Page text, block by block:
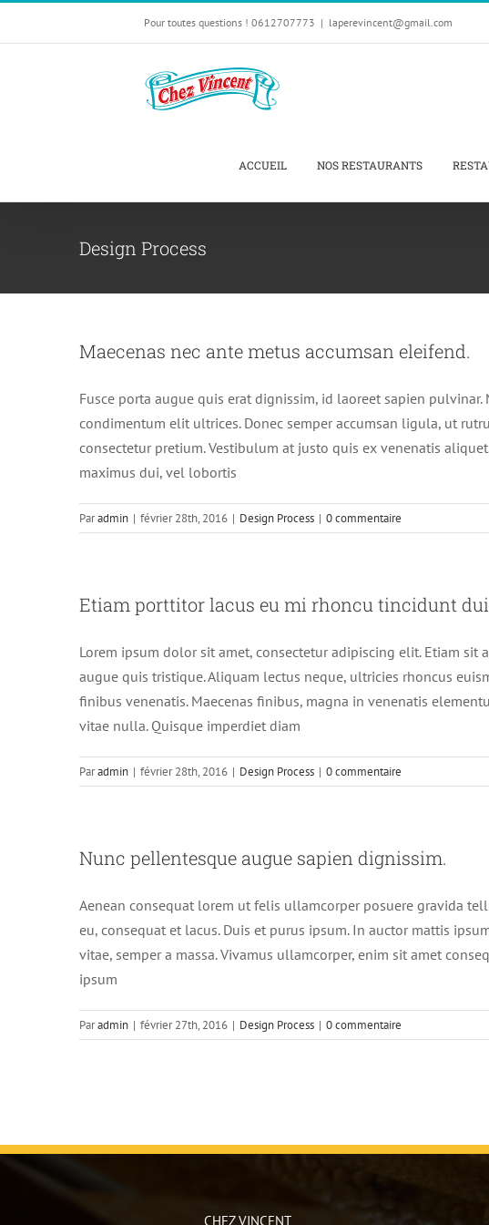
Pour toutes questions ! 0612707773 | laperevincent@gmail.com
ACCUEIL NOS RESTAURANTS
Design Process
Maecenas nec ante metus accumsan eleifend.
Fusce porta augue quis erat dignissim, id laoreet sapien
condimentum elit ultrices. Donec semper accumsan ligula, ut
consectetur pretium. Vestibulum at justo quis ex venenatis
maximus dui, vel lobortis
Paradmin | février 28th, 2016 | Design Process | 0 commentaire
Etiam porttitor lacus eu mi rhoncu tincidunt
Lorem ipsum dolor sit amet, consectetur adipiscing elit. Etiam sit
augue quis tristique. Aliquam lectus neque, ultricies rhoncus
finibus venenatis. Maecenas finibus, magna in venenatis
vitae nulla. Quisque imperdiet diam
Paradmin | février 28th, 2016 | Design Process | 0 commentaire
Nunc pellentesque augue sapien dignissim.
Aenean consequat lorem ut felis ullamcorper posuere gravida
eu, consequat et lacus. Duis et purus ipsum. In auctor mattis
vitae, semper a massa. Vivamus ullamcorper, enim sit amet
ipsum
Paradmin | février 27th, 2016 | Design Process | 0 commentaire
CHEZ VINCENT